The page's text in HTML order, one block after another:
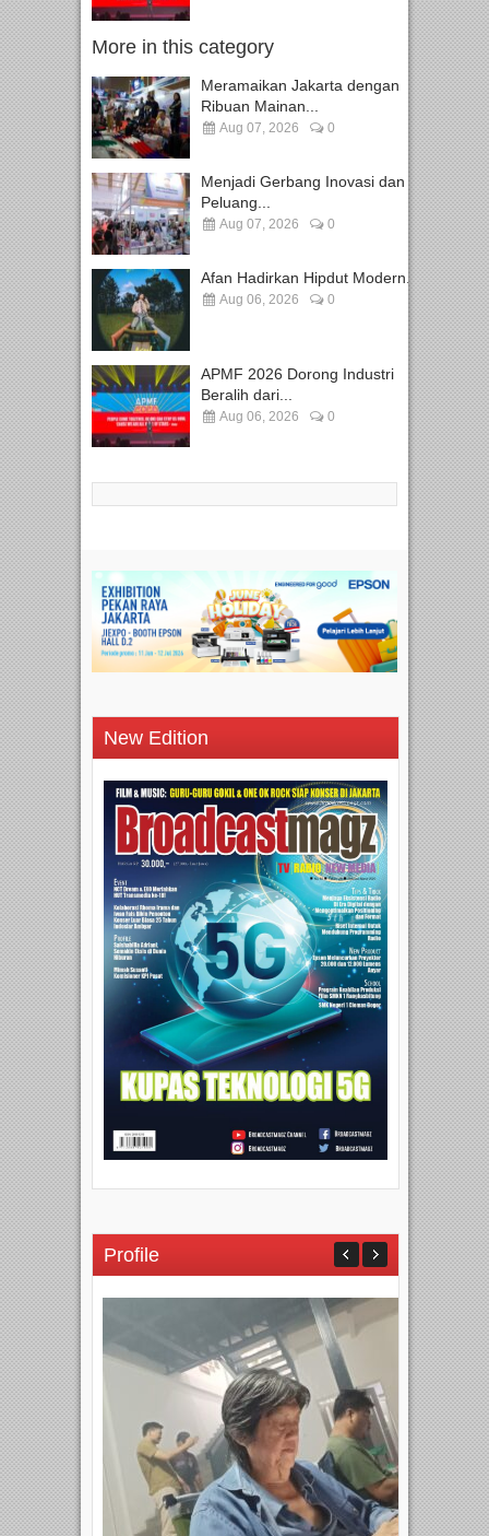
More in this category
Meramaikan Jakarta dengan
Ribuan Mainan...
Aug 07, 2026 0
Menjadi Gerbang Inovasi dan
Peluang...
Aug 07, 2026 0
Afan Hadirkan Hipdut Modern...
Aug 06, 2026 0
APMF 2026 Dorong Industri
Beralih dari...
Aug 06, 2026 0
New Edition
Profile